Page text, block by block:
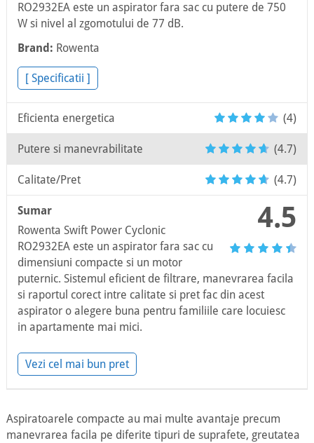
RO2932EA este un aspirator fara sac cu putere de 750
W si nivel al zgomotului de 77 dB.
Brand: Rowenta
[ Specificatii ]
Eficienta energetica (4)
Putere si manevrabilitate (4.7)
Calitate/Pret (4.7)
4.5
Sumar
Rowenta Swift Power Cyclonic
RO2932EA este un aspirator fara sac cu
dimensiuni compacte si un motor
puternic. Sistemul eficient de filtrare, manevrarea facila
si raportul corect intre calitate si pret fac din acest
aspirator o alegere buna pentru familiile care locuiesc
in apartamente mai mici.
Vezi cel mai bun pret
Aspiratoarele compacte au mai multe avantaje precum
manevrarea facila pe diferite tipuri de suprafete, greutatea